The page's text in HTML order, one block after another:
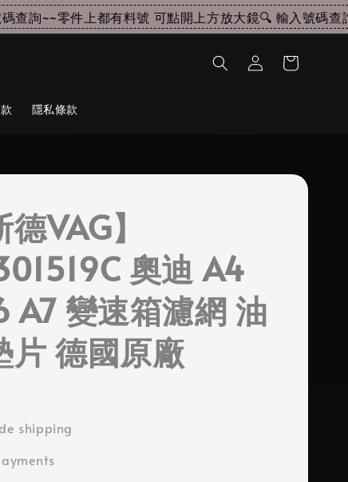
詢~~零件上都有料號 可點開上方放大鏡🔍 輸入號碼查詢
隱私條款
德VAG】
奧迪 A4
A7 變速箱濾網 油
片 德國原廠
shipping